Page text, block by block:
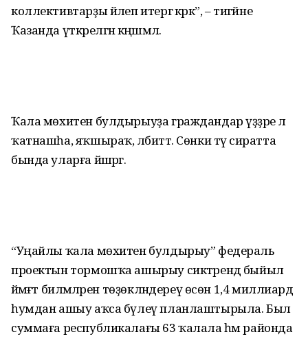
коллективтарҙы йәлеп итергә кәрәк”, – тигәйне
Ҡазанда үткәрелгән кәңәшмәлә.
Ҡала мөхитен булдырыуҙа граждандар үҙҙәре лә
ҡатнашһа, яҡшыраҡ, әлбиттә. Сөнки тәү сиратта
бында уларға йәшәргә.
“Уңайлы ҡала мөхитен булдырыу” федераль
проектын тормошҡа ашырыу сиктәрендә быйыл
йәмәғәт биләмәләрен төҙөкләндереү өсөн 1,4 миллиард
һумдан ашыу аҡса бүлеү планлаштырыла. Был
суммаға республикалағы 63 ҡалала һәм районда